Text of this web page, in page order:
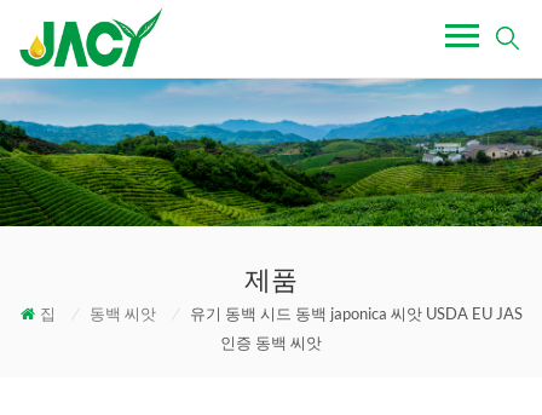
제품
집 / 동백 씨앗 /
유기 동백 시드 동백 japonica 씨앗 USDA EU JAS
인증 동백 씨앗